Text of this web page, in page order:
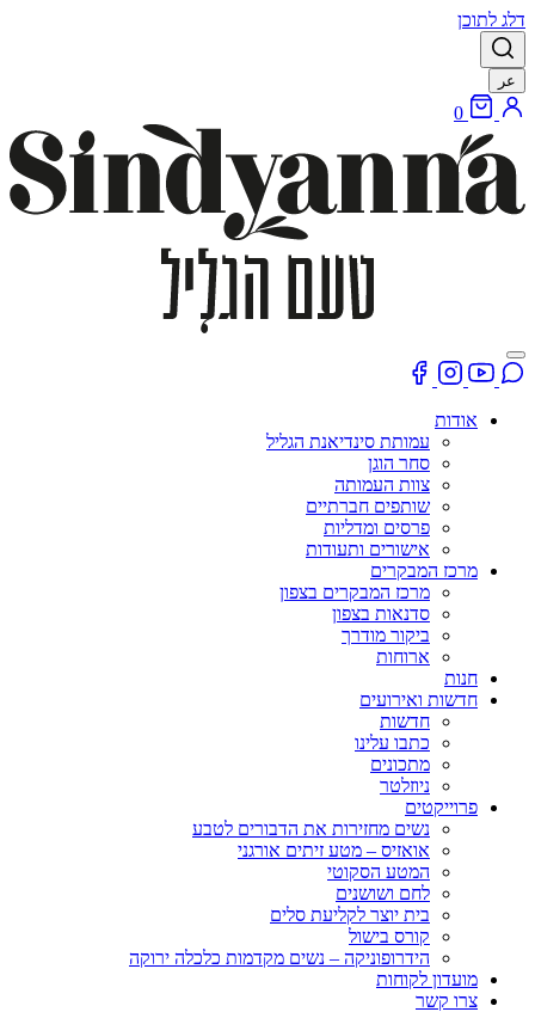
דלג לתוכן
عر
0
אודות
עמותת סינדיאנת הגליל
סחר הוגן
צוות העמותה
שותפים חברתיים
פרסים ומדליות
אישורים ותעודות
מרכז המבקרים
מרכז המבקרים בצפון
סדנאות בצפון
ביקור מודרך
ארוחות
חנות
חדשות ואירועים
חדשות
כתבו עלינו
מתכונים
ניוזלטר
פרוייקטים
נשים מחזירות את הדבורים לטבע
אואזיס – מטע זיתים אורגני
המטע הסקוטי
לחם ושושנים
בית יוצר לקליעת סלים
קורס בישול
הידרופוניקה – נשים מקדמות כלכלה ירוקה
מועדון לקוחות
צרו קשר